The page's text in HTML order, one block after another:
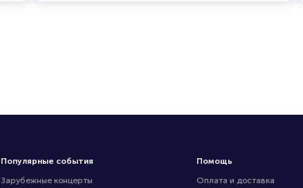
Популярные события
Зарубежные концерты
Помощь
Оплата и доставка